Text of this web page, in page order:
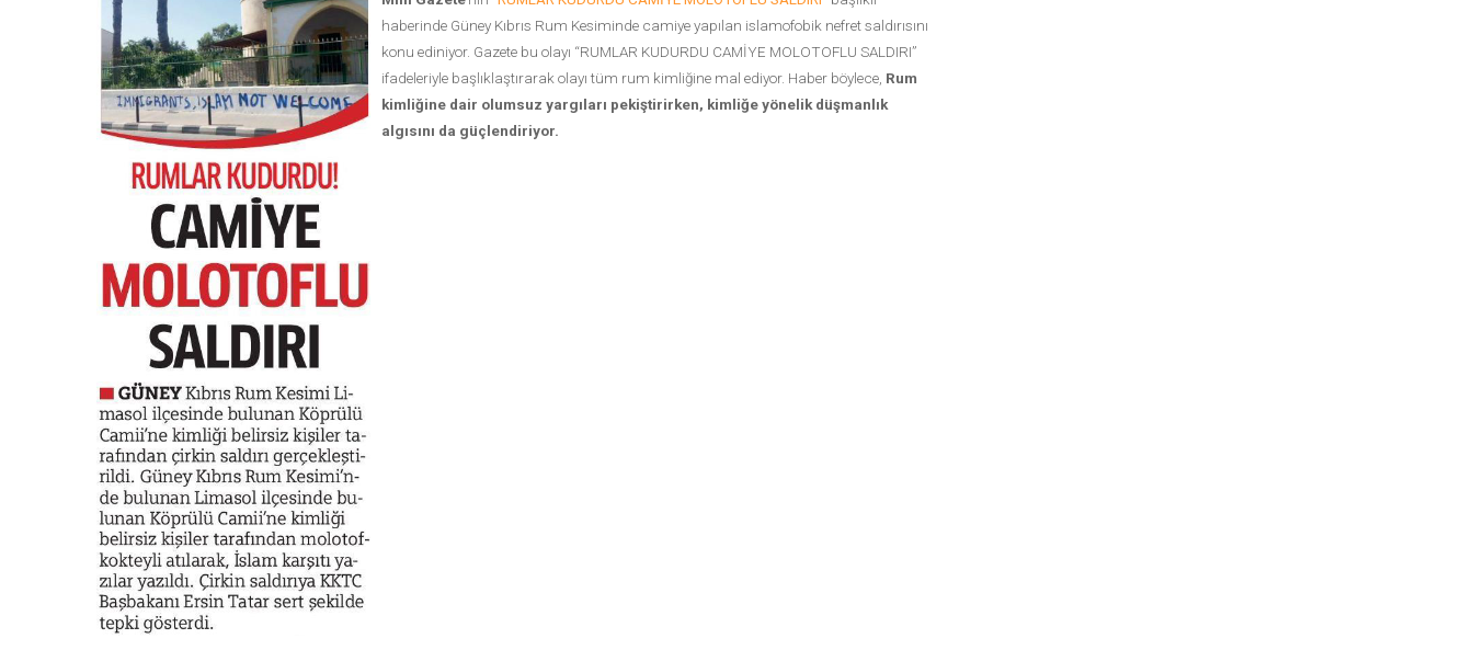
haberinde Güney Kıbrıs Rum Kesiminde camiye yapılan islamofobik nefret saldırısını
konu ediniyor. Gazete bu olayı “RUMLAR KUDURDU CAMİYE MOLOTOFLU SALDIRI”
ifadeleriyle başlıklaştırarak olayı tüm rum kimliğine mal ediyor. Haber böylece, Rum
kimliğine dair olumsuz yargıları pekiştirirken, kimliğe yönelik düşmanlık
algısını da güçlendiriyor.